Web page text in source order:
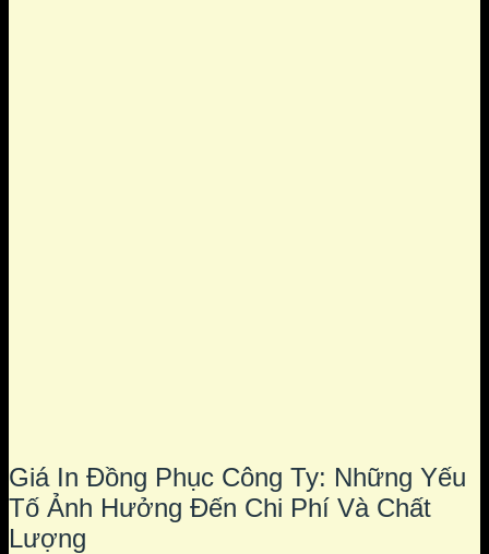
Giá In Đồng Phục Công Ty: Những Yếu
Tố Ảnh Hưởng Đến Chi Phí Và Chất
Lượng